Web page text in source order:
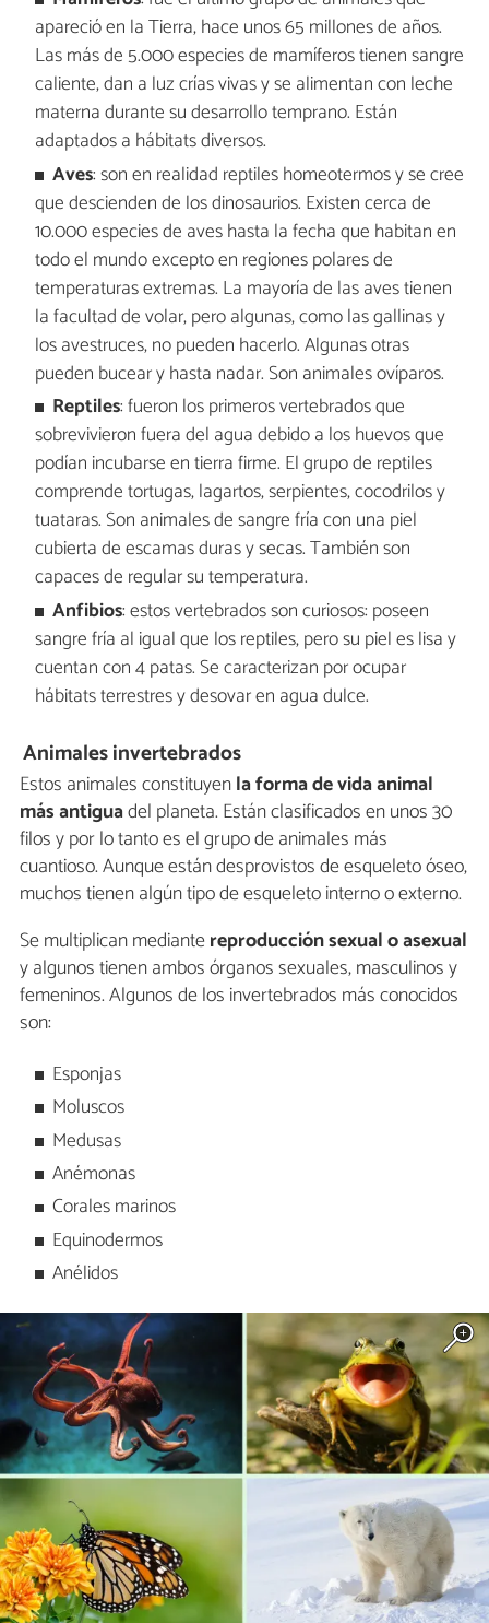
apareció en la Tierra, hace unos 65 millones de años.
Las más de 5.000 especies de mamíferos tienen sangre
caliente, dan a luz crías vivas y se alimentan con leche
materna durante su desarrollo temprano. Están
adaptados a hábitats diversos.
Aves: son en realidad reptiles homeotermos y se cree
que descienden de los dinosaurios. Existen cerca de
10.000 especies de aves hasta la fecha que habitan en
todo el mundo excepto en regiones polares de
temperaturas extremas. La mayoría de las aves tienen
la facultad de volar, pero algunas, como las gallinas y
los avestruces, no pueden hacerlo. Algunas otras
pueden bucear y hasta nadar. Son animales ovíparos.
Reptiles: fueron los primeros vertebrados que
sobrevivieron fuera del agua debido a los huevos que
podían incubarse en tierra firme. El grupo de reptiles
comprende tortugas, lagartos, serpientes, cocodrilos y
tuataras. Son animales de sangre fría con una piel
cubierta de escamas duras y secas. También son
capaces de regular su temperatura.
Anfibios: estos vertebrados son curiosos: poseen
sangre fría al igual que los reptiles, pero su piel es lisa y
cuentan con 4 patas. Se caracterizan por ocupar
hábitats terrestres y desovar en agua dulce.
Animales invertebrados
Estos animales constituyenla forma de vida animal
más antiguadel planeta. Están clasificados en unos 30
filos y por lo tanto es el grupo de animales más
cuantioso. Aunque están desprovistos de esqueleto óseo,
muchos tienen algún tipo de esqueleto interno o externo.
Se multiplican mediantereproducción sexual o asexual
y algunos tienen ambos órganos sexuales, masculinos y
femeninos. Algunos de los invertebrados más conocidos
son:
Esponjas
Moluscos
Medusas
Anémonas
Corales marinos
Equinodermos
Anélidos